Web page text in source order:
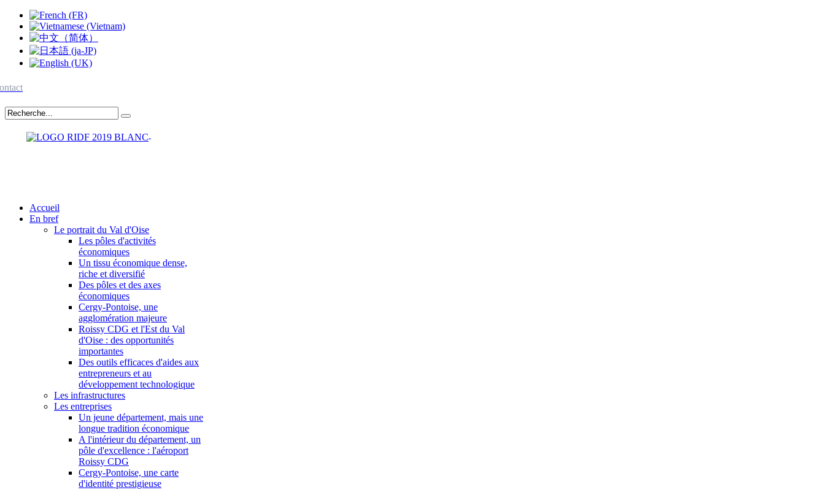
Accueil
En bref
Le portrait du Val d'Oise
Les pôles d'activités
économiques
Un tissu économique dense,
riche et diversifié
Des pôles et des axes
économiques
Cergy-Pontoise, une
agglomération majeure
Roissy CDG et l'Est du Val
d'Oise : des opportunités
importantes
Des outils efficaces d'aides aux
entrepreneurs et au
développement technologique
Les infrastructures
Les entreprises
Un jeune département, mais une
longue tradition économique
A l'intérieur du département, un
pôle d'excellence : l'aéroport
Roissy CDG
Cergy-Pontoise, une carte
d'identité prestigieuse